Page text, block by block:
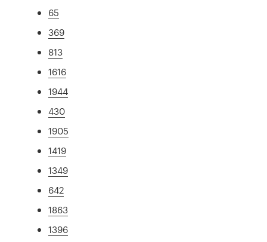
65
369
813
1616
1944
430
1905
1419
1349
642
1863
1396